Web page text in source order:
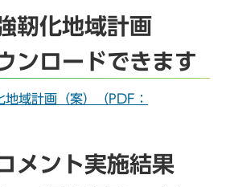
靭化地域計画
ンロードできます
域計画（案）（PDF：
メント実施結果